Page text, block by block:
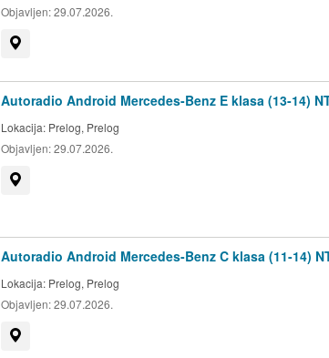
Objavljen:29.07.2026.
Autoradio Android Mercedes-Benz E klasa (13-14)
Lokacija: Prelog, Prelog
Objavljen:29.07.2026.
Autoradio Android Mercedes-Benz C klasa (11-14)
Lokacija: Prelog, Prelog
Objavljen:29.07.2026.